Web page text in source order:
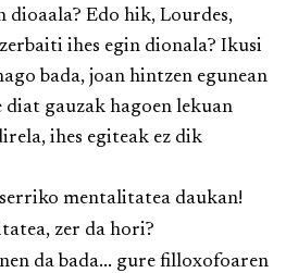
dioaala? Edo hik, Lourdes,
ihes egin dionala? Ikusi
bada, joan hintzen egunean
diat gauzak hagoen lekuan
ihes egiteak ez dik
mentalitatea daukan!
zer da hori?
da bada... gure filloxofoaren